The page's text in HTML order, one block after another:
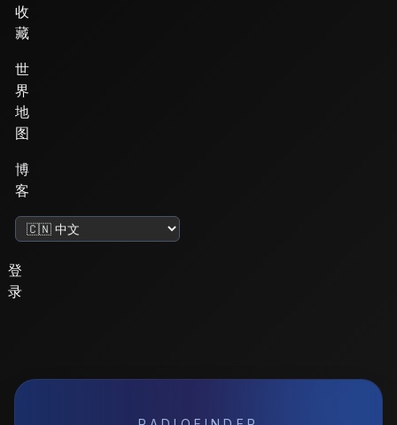
收
藏
世
界
地
图
博
客
更改语言
登
录